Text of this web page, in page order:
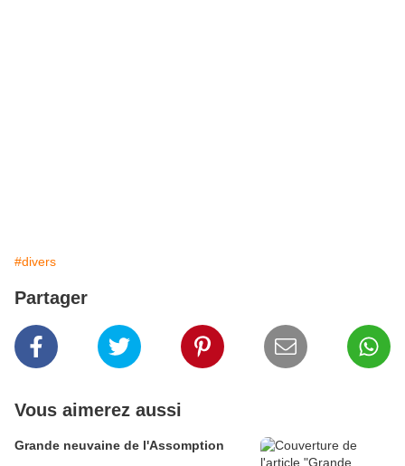
#divers
Partager
Vous aimerez aussi
Grande neuvaine de l'Assomption